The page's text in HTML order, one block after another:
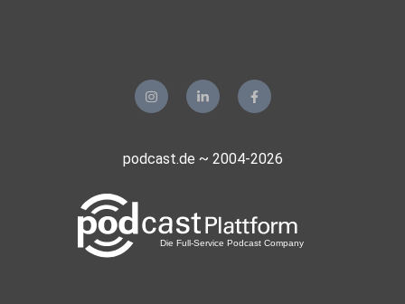
podcast.de ~ 2004-2026